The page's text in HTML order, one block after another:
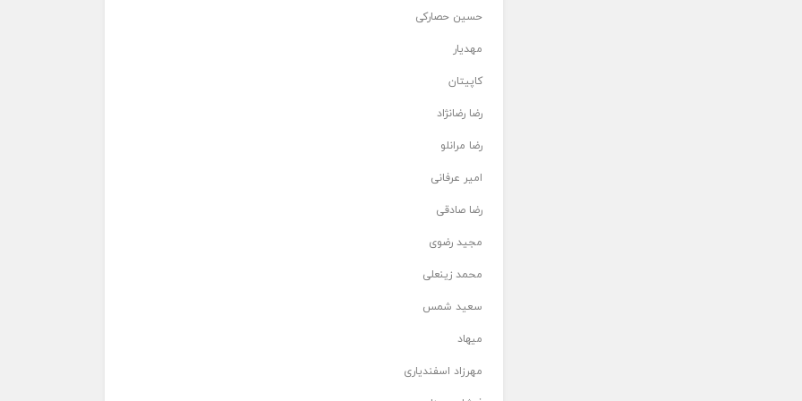
حسین حصارکی
مهدیار
کاپیتان
رضا رضانژاد
رضا مرانلو
امیر عرفانی
رضا صادقی
مجید رضوی
محمد زینعلی
سعید شمس
میهاد
مهرزاد اسفندیاری